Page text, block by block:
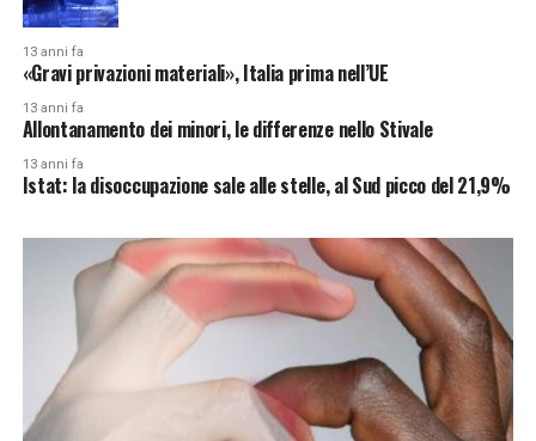
13 anni fa
«Gravi privazioni materiali», Italia prima nell’UE
13 anni fa
Allontanamento dei minori, le differenze nello Stivale
13 anni fa
Istat: la disoccupazione sale alle stelle, al Sud picco del 21,9%